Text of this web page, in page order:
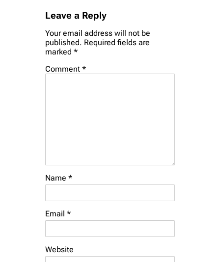
Leave a Reply
Your email address will not be
published. Required fields are
marked *
Comment *
Name *
Email *
Website